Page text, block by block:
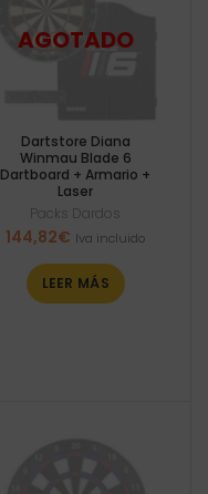
Dartstore Diana
Winmau Blade 6
Dartboard + Armario +
Laser
Packs Dardos
144,82€ Iva incluido
LEER MÁS